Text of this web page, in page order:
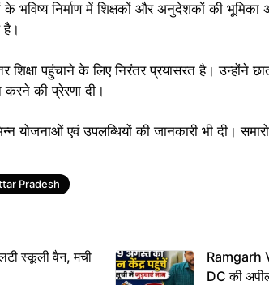
के भविष्य निर्माण में शिक्षकों और अनुदेशकों की
है।
शिक्षा पहुंचाने के लिए निरंतर प्रयासरत है। उन्होंने
की प्रेरणा दी।
योजनाओं एवं उपलब्धियों की जानकारी भी दी।
Pradesh
स्कूली वैन, मची
Ramgarh
DC की